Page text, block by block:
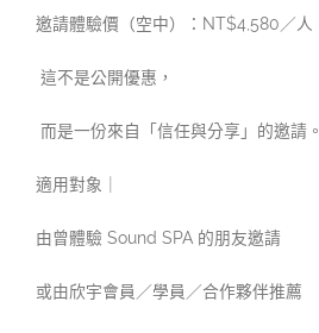
邀請體驗價（空中）：NT$4,580／人
這不是公開優惠，
而是一份來自「信任與分享」的邀請。
適用對象｜
由曾體驗 Sound SPA 的朋友邀請
或由欣宇會員／學員／合作夥伴推薦